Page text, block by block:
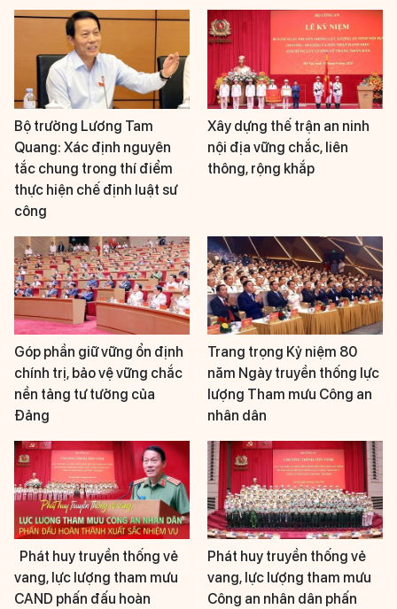
Bộ trưởng Lương Tam
Quang: Xác định nguyên
tắc chung trong thí điểm
thực hiện chế định luật sư
công
Xây dựng thế trận an ninh
nội địa vững chắc, liên
thông, rộng khắp
Góp phần giữ vững ổn định
chính trị, bảo vệ vững chắc
nền tảng tư tưởng của
Đảng
Trang trọng Kỷ niệm 80
năm Ngày truyền thống lực
lượng Tham mưu Công an
nhân dân
Phát huy truyền thống vẻ
vang, lực lượng tham mưu
CAND phấn đấu hoàn
Phát huy truyền thống vẻ
vang, lực lượng tham mưu
Công an nhân dân phấn